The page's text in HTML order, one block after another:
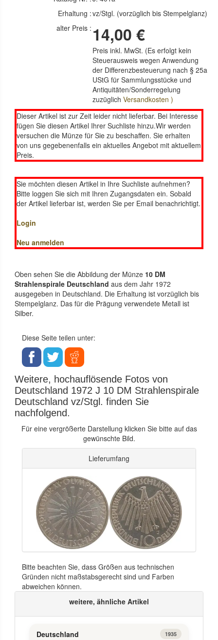
Erhaltung :vz/Stgl. (vorzüglich bis Stempelglanz)
alter Preis : 14,00 €
Preis inkl. MwSt. (Es erfolgt kein
Steuerausweis wegen Anwendung
der Differenzbesteuerung nach § 25a
UStG für Sammlungsstücke und
Antiquitäten/Sonderregelung
zuzüglichVersandkosten )
Dieser Artikel ist zur Zeit leider nicht lieferbar. Bei Interesse
fügen Sie diesen Artikel Ihrer Suchliste hinzu.Wir werden
versuchen die Münze für Sie zu beschaffen. Sie erhalten
von uns gegebenenfalls ein aktuelles Angebot mit aktuellem
Preis.
Sie möchten diesen Artikel in Ihre Suchliste aufnehmen?
Bitte loggen Sie sich mit Ihren Zugangsdaten ein. Sobald
der Artikel lieferbar ist, werden Sie per Email benachrichtigt.
Login
Neu anmelden
Oben sehen Sie die Abbildung der Münze 10 DM
Strahlenspirale Deutschland aus dem Jahr 1972
ausgegeben in Deutschland. Die Erhaltung ist vorzüglich bis
Stempelglanz. Das für die Prägung verwendete Metall ist
Silber.
Diese Seite teilen unter:
Weitere, hochauflösende Fotos von
Deutschland 1972 J 10 DM Strahlenspirale
Deutschland vz/Stgl. finden Sie
nachfolgend.
Für eine vergrößerte Darstellung klicken Sie bitte auf das
gewünschte Bild.
Lieferumfang
Bitte beachten Sie, dass Größen aus technischen
Gründen nicht maßstabsgerecht sind und Farben
abweichen können.
weitere, ähnliche Artikel
Deutschland 1935